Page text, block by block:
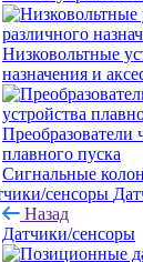
Низковольтные
назначения и
Преобразователи
плавного пуска
Сигнальные
Назад
Датчики/сенсоры